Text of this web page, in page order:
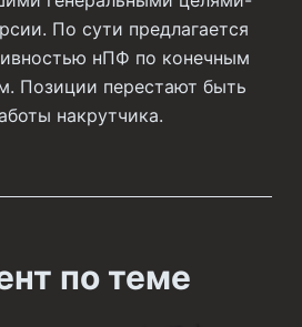
По сути предлагается
нПФ по конечным
Позиции перестают быть
накрутчика.
по теме